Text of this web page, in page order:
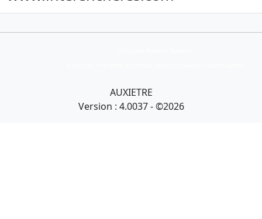
AUXIETRE
Version : 4.0037 - ©2026